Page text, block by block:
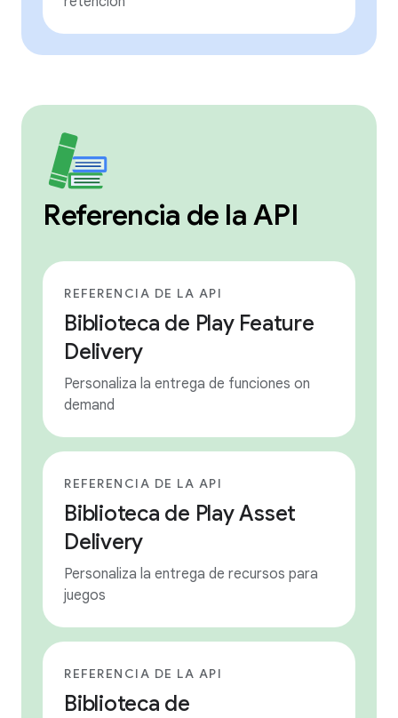
Referencia de la API
REFERENCIA DE LA API
Biblioteca de Play Feature
Delivery
Personaliza la entrega de funciones on
demand
REFERENCIA DE LA API
Biblioteca de Play Asset
Delivery
Personaliza la entrega de recursos para
juegos
REFERENCIA DE LA API
Biblioteca de